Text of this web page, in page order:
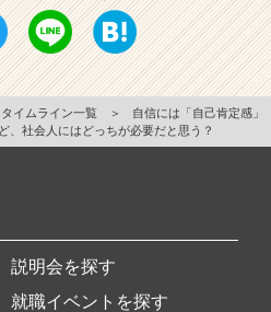
タイムライン一覧 ＞
自信には「自己肯定感」
、社会人にはどっちが必要だと思う？
説明会を探す
就職イベントを探す